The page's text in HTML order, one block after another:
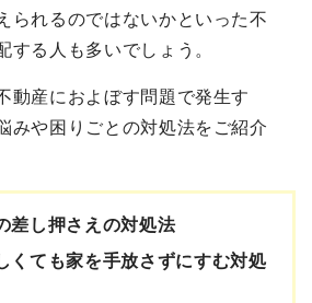
られるのではないかといった不
する人も多いでしょう。
動産におよぼす問題で発生す
みや困りごとの対処法をご紹介
差し押さえの対処法
くても家を手放さずにすむ対処